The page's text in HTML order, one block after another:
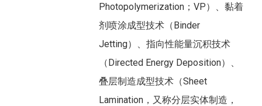
Photopolymerization；VP）、黏着
剂喷涂成型技术（Binder
Jetting）、指向性能量沉积技术
（Directed Energy Deposition）、
叠层制造成型技术（Sheet
Lamination，又称分层实体制造，